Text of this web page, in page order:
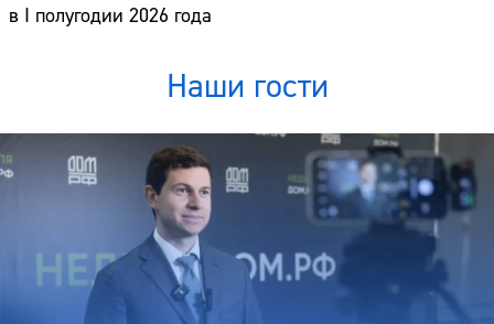
в I полугодии 2026 года
Наши гости